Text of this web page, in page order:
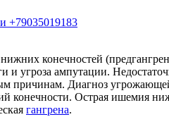
+79035019183
конечностей
угроза ампутации.
причинам. Диагноз
конечности. Острая ишемия
гангрена.